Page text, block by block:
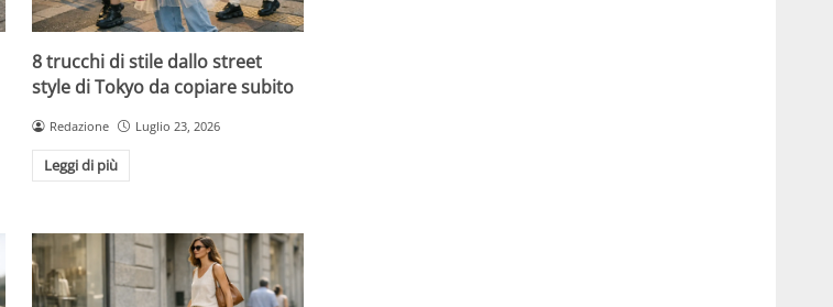
8 trucchi di stile dallo street
style di Tokyo da copiare subito
Redazione Luglio 23, 2026
Leggi di più